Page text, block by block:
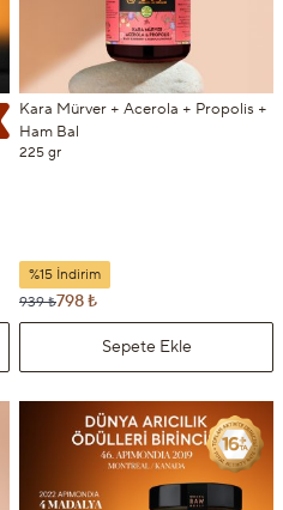
Kara Mürver + Acerola + Propolis +
Ham Bal
225 gr
%15 İndirim
939 ₺798 ₺
Sepete Ekle